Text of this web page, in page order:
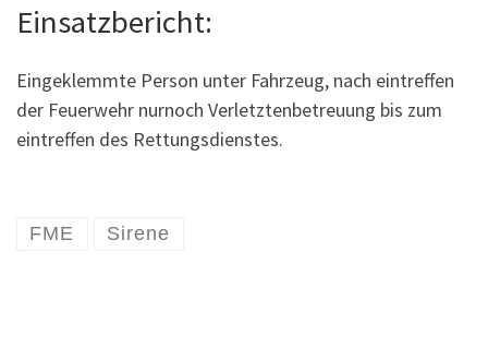
Einsatzbericht:
Eingeklemmte Person unter Fahrzeug, nach eintreffen
der Feuerwehr nurnoch Verletztenbetreuung bis zum
eintreffen des Rettungsdienstes.
FME Sirene